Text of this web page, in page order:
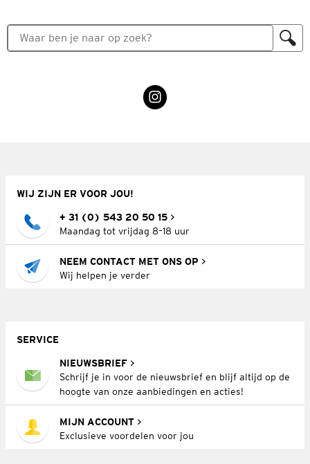
WIJ ZIJN ER VOOR JOU!
+ 31 (0) 543 20 50 15
Maandag tot vrijdag 8–18 uur
NEEM CONTACT MET ONS OP
Wij helpen je verder
SERVICE
NIEUWSBRIEF
Schrijf je in voor de nieuwsbrief en blijf altijd op de
hoogte van onze aanbiedingen en acties!
MIJN ACCOUNT
Exclusieve voordelen voor jou